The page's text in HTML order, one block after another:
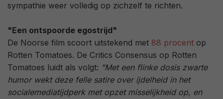
sympathie weer volledig op zichzelf te richten.
"Een ontspoorde egostrijd"
De Noorse film scoort uitstekend met 88 procent op
Rotten Tomatoes. De Critics Consensus op Rotten
Tomatoes luidt als volgt: "Met een flinke dosis zwarte
humor wekt deze felle satire over ijdelheid in het
socialemediatijdperk met opzet misselijkheid op, en